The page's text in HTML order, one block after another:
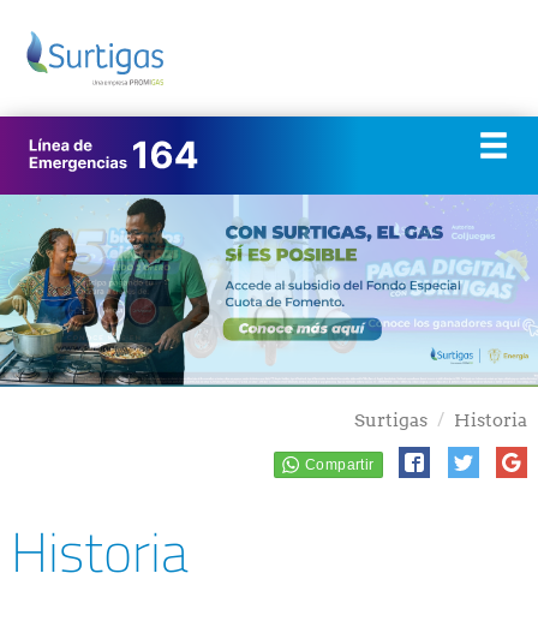
Surtigas Historia
Historia